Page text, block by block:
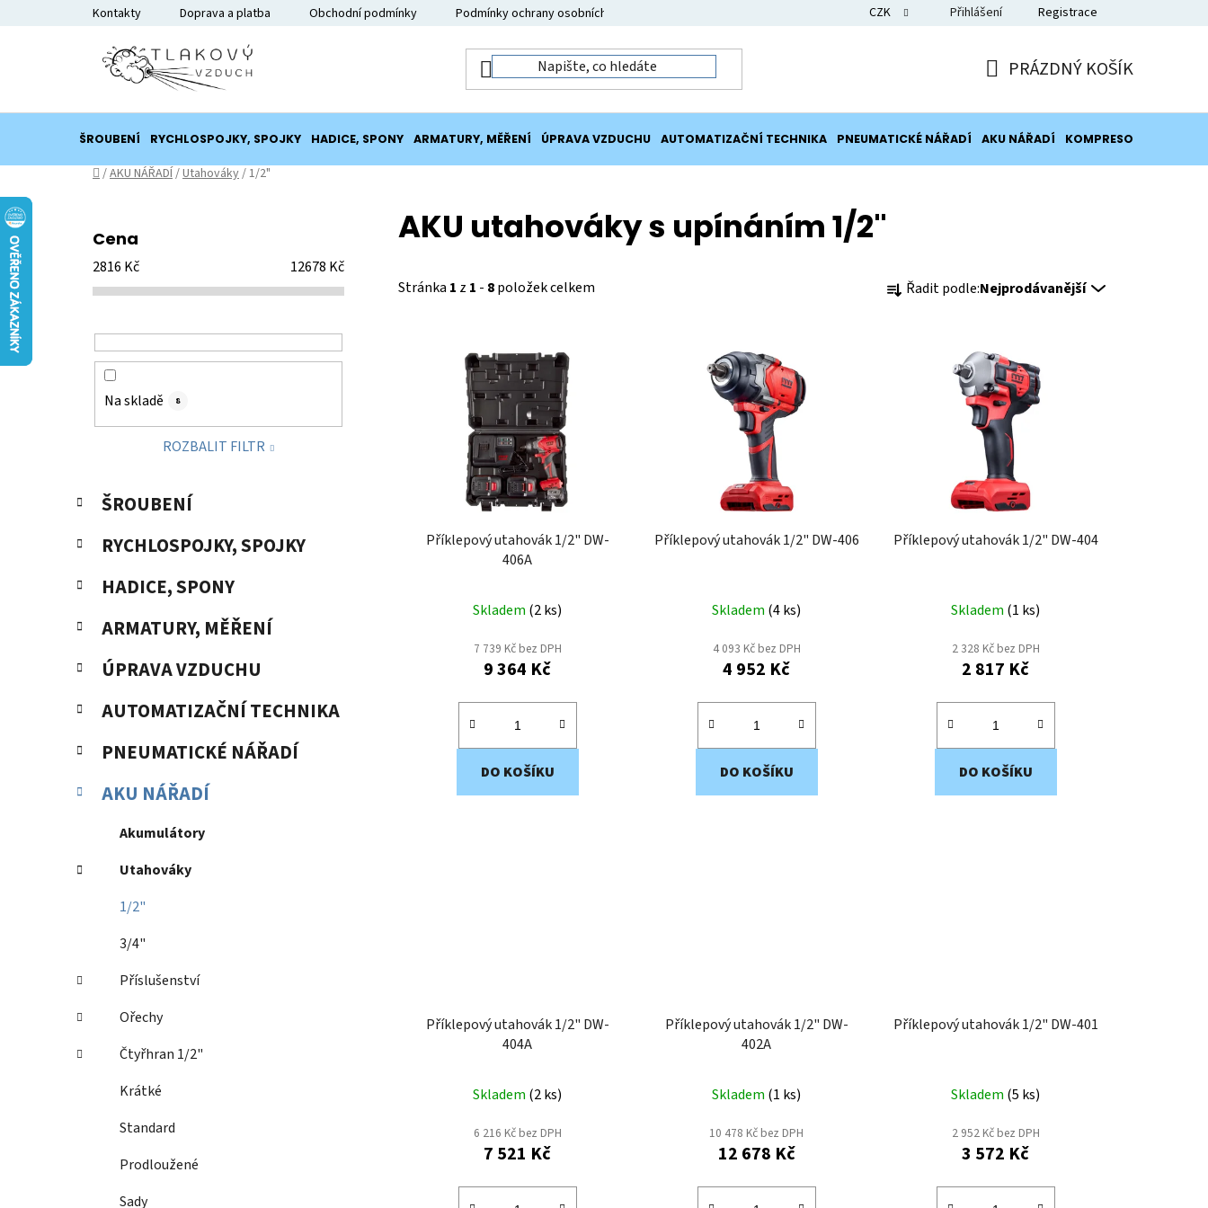
Kontakty Doprava a platba Obchodní podmínky Podmínky ochrany osobních údajů CZK Přihlášení Registrace
KOŠÍK
PRÁZDNÝ KOŠÍK
ŠROUBENÍ RYCHLOSPOJKY, SPOJKY HADICE, SPONY ARMATURY, MĚŘENÍ ÚPRAVA VZDUCHU AUTOMATIZAČNÍ TECHNIKA PNEUMATICKÉ NÁŘADÍ AKU NÁŘADÍ KOMPRESORY
Domů
/AKU NÁŘADÍ/Utahováky/1/2"
l
Cena
2816 Kč 12678 Kč
Na skladě 8
ROZBALIT FILTR
Přeskočit
kategorie
K
a
t
e
o
i
ŠROUBENÍ
RYCHLOSPOJKY, SPOJKY
HADICE, SPONY
ARMATURY, MĚŘENÍ
ÚPRAVA VZDUCHU
AUTOMATIZAČNÍ TECHNIKA
PNEUMATICKÉ NÁŘADÍ
AKU NÁŘADÍ
Akumulátory
Utahováky
1/2"
3/4"
Příslušenství
Ořechy
Čtyřhran 1/2"
Krátké
Standard
Prodloužené
Sady
AKU utahováky s upínáním 1/2"
Stránka 1 z 1 - 8položek celkem a
k
Řadit podle:Nejprodávanější
Příklepový utahovák 1/2" DW-
406A
Skladem (2 ks)
7 739 Kč bez DPH
9 364 Kč
DO KOŠÍKU
Příklepový utahovák 1/2" DW-406
Skladem (4 ks)
4 093 Kč bez DPH
4 952 Kč
DO KOŠÍKU
Příklepový utahovák 1/2" DW-404
Skladem (1 ks)
2 328 Kč bez DPH
2 817 Kč
DO KOŠÍKU
Příklepový utahovák 1/2" DW-
404A
Skladem (2 ks)
6 216 Kč bez DPH
7 521 Kč
Příklepový utahovák 1/2" DW-
402A
Skladem (1 ks)
10 478 Kč bez DPH
12 678 Kč
Příklepový utahovák 1/2" DW-401
Skladem (5 ks)
2 952 Kč bez DPH
3 572 Kč